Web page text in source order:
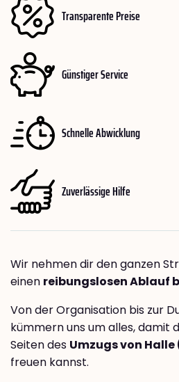
Transparente Preise
Günstiger Service
Schnelle Abwicklung
Zuverlässige Hilfe
Wir nehmen dir den ganzen
einen reibungslosen Ablauf
Von der Organisation bis zur
kümmern uns um alles, damit
Seiten des Umzugs von
freuen kannst.